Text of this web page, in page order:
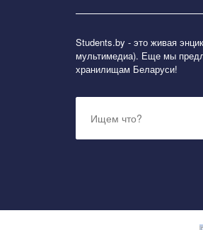
Students.by - это живая
мультимедиа). Еще мы
хранилищам Беларуси!